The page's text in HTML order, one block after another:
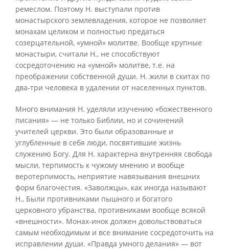
ремеслом. Поэтому Н. выступали против
монастырского землевладения, которое не позволяет
монахам целиком и полностью предаться
созерцательной, «умной» молитве. Вообще крупные
монастыри, считали Н., не способствуют
сосредоточению на «умной» молитве, т.е. на
преображении собственной души. Н. жили в скитах по
два-три человека в удалении от населенных пунктов.
Много внимания Н. уделяли изучению «божественного
писания» — не только Библии, но и сочинений
учителей церкви. Это были образованные и
углубленные в себя люди, посвятившие жизнь
служению Богу. Для Н. характерна внутренняя свобода
мысли, терпимость к чужому мнению и вообще
веротерпимость, неприятие навязывания внешних
форм благочестия. «Заволжцы», как иногда называют
Н., Были противниками пышного и богатого
церковного убранства, противниками вообще всякой
«внешности». Монах-инок должен довольствоваться
самым необходимым и все внимание сосредоточить на
исправлении души. «Правда умного делания» — вот